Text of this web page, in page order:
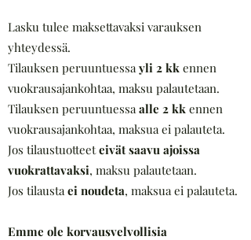
Lasku tulee maksettavaksi varauksen
yhteydessä.
Tilauksen peruuntuessayli 2 kk ennen
vuokrausajankohtaa, maksu palautetaan.
Tilauksen peruuntuessaalle 2 kk ennen
vuokrausajankohtaa, maksua ei palauteta.
Jos tilaustuotteeteivät saavu ajoissa
vuokrattavaksi, maksu palautetaan.
Jos tilaustaei noudeta, maksua ei palauteta.
Emme ole korvausvelvollisia